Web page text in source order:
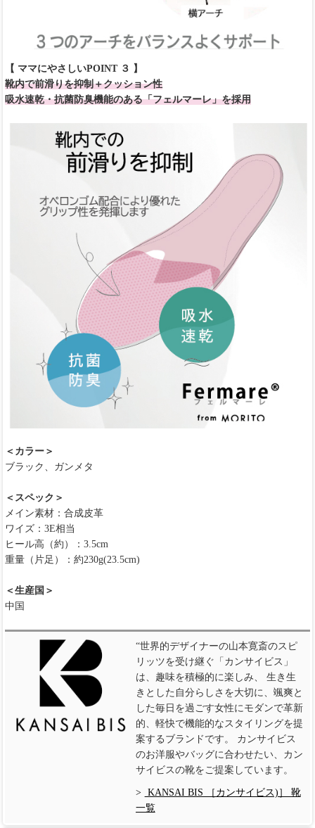
【 ママにやさしいPOINT ３ 】
靴内で前滑りを抑制＋クッション性
吸水速乾・抗菌防臭機能のある「フェルマーレ」を採用
＜カラー＞
ブラック、ガンメタ
＜スペック＞
メイン素材：合成皮革
ワイズ：3E相当
ヒール高（約）：3.5cm
重量（片足）：約230g(23.5cm)
＜生産国＞
中国
“世界的デザイナーの山本寛斎のスピ
リッツを受け継ぐ「カンサイビス」
は、趣味を積極的に楽しみ、 生き生
きとした自分らしさを大切に、颯爽と
した毎日を過ごす女性にモダンで革新
的、軽快で機能的なスタイリングを提
案するブランドです。 カンサイビス
のお洋服やバッグに合わせたい、カン
サイビスの靴をご提案しています。
KANSAI BIS ［カンサイビス)］ 靴
一覧